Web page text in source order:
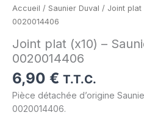
Accueil / Saunier Duval / Joint plat
0020014406
Joint plat (x10) –
0020014406
6,90 € T.T.C.
Pièce détachée d’origine
0020014406.